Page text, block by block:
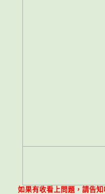
如果有收看上問題，請告